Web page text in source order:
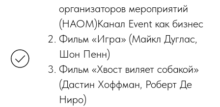
организаторов мероприятий
(НАОМ)Канал Event как бизнес
Фильм «Игра» (Майкл Дуглас,
Шон Пенн)
Фильм «Хвост виляет собакой»
(Дастин Хоффман, Роберт Де
Ниро)